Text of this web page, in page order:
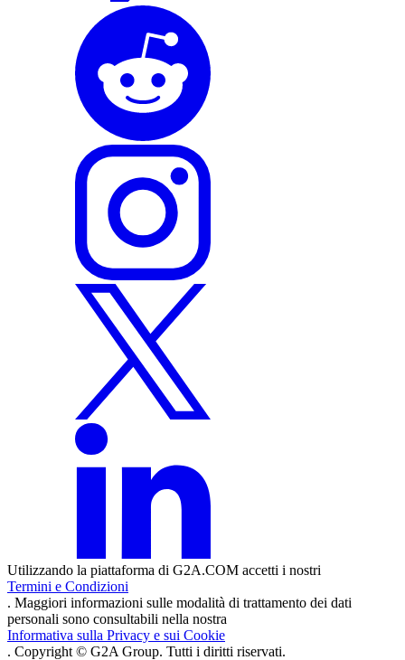
Utilizzando la piattaforma di G2A.COM accetti i nostri
Termini e Condizioni
. Maggiori informazioni sulle modalità di trattamento dei dati
personali sono consultabili nella nostra
Informativa sulla Privacy e sui Cookie
. Copyright © G2A Group. Tutti i diritti riservati.